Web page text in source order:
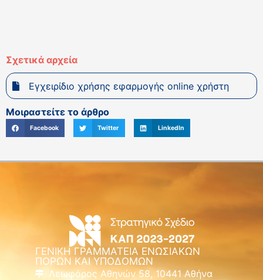
Σχετικά αρχεία
Εγχειρίδιο χρήσης εφαρμογής online χρήστη
Μοιραστείτε το άρθρο
Facebook Twitter LinkedIn
ΓΕΝΙΚΗ ΓΡΑΜΜΑΤΕΙΑ ΕΝΩΣΙΑΚΩΝ
ΠΟΡΩΝ ΚΑΙ ΥΠΟΔΟΜΩΝ
Λεωφόρος Αθηνών 58, 10441 Αθήνα